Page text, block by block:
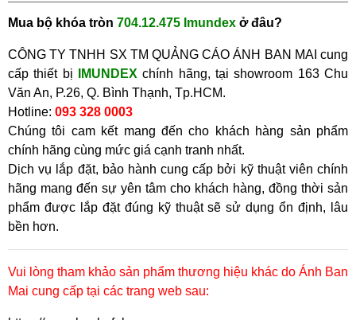
Mua bộ khóa tròn 704.12.475 Imundex ở đâu?
CÔNG TY TNHH SX TM QUẢNG CÁO ÁNH BAN MAI cung
cấp thiết bị
IMUNDEX chính hãng, tại showroom 163 Chu
Văn An, P.26, Q. Bình Thạnh, Tp.HCM.
Hotline: 093 328 0003
Chúng tôi cam kết mang đến cho khách hàng sản phẩm
chính hãng cùng mức giá cạnh tranh nhất.
Dịch vụ lắp đặt, bảo hành cung cấp bởi kỹ thuật viên chính
hãng mang đến sự yên tâm cho khách hàng, đồng thời sản
phẩm được lắp đặt đúng kỹ thuật sẽ sử dụng ổn định, lâu
bền hơn.
Vui lòng tham khảo sản phẩm thương hiệu khác do Ánh Ban
Mai cung cấp tại các trang web sau: